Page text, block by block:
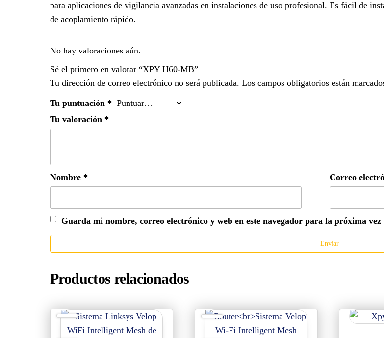
para aplicaciones de vigilancia avanzadas en instalaciones de uso profesional. Es fácil de
de acoplamiento rápido.
No hay valoraciones aún.
Sé el primero en valorar “XPY H60-MB”
Tu dirección de correo electrónico no será publicada. Los campos obligatorios están
Tu puntuación *
Tu valoración *
Nombre * Correo
Guarda mi nombre, correo electrónico y web en este navegador para la próxima vez
Productos relacionados